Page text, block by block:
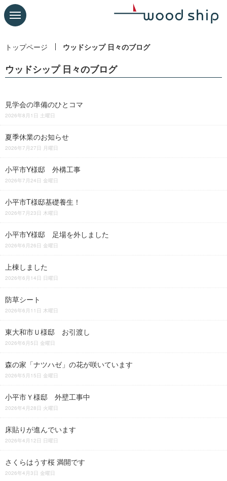
トップページ ウッドシップ 日々のブログ
ウッドシップ 日々のブログ
見学会の準備のひとコマ
2026年8月1日 土曜日
夏季休業のお知らせ
2026年7月27日 月曜日
小平市Y様邸 外構工事
2026年7月24日 金曜日
小平市T様邸基礎養生！
2026年7月23日 木曜日
小平市Y様邸 足場を外しました
2026年6月26日 金曜日
上棟しました
2026年6月14日 日曜日
防草シート
2026年6月11日 木曜日
東大和市Ｕ様邸 お引渡し
2026年6月5日 金曜日
森の家「ナツハゼ」の花が咲いています
2026年5月15日 金曜日
小平市Ｙ様邸 外壁工事中
2026年4月28日 火曜日
床貼りが進んでいます
2026年4月12日 日曜日
さくらはうす桜 満開です
2026年4月3日 金曜日